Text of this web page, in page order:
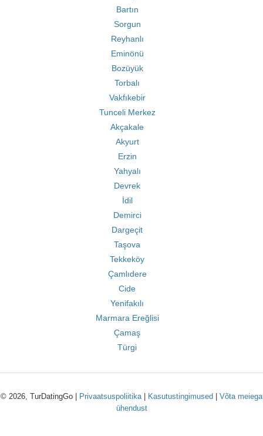
Bartın
Sorgun
Reyhanlı
Eminönü
Bozüyük
Torbalı
Vakfıkebir
Tunceli Merkez
Akçakale
Akyurt
Erzin
Yahyalı
Devrek
İdil
Demirci
Dargeçit
Taşova
Tekkeköy
Çamlıdere
Cide
Yenifakılı
Marmara Ereğlisi
Çamaş
Türgi
© 2026, TurDatingGo | Privaatsuspoliitika| Kasutustingimused
Võta meiega
ühendust